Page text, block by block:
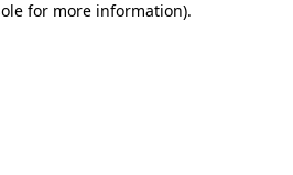
for more information).